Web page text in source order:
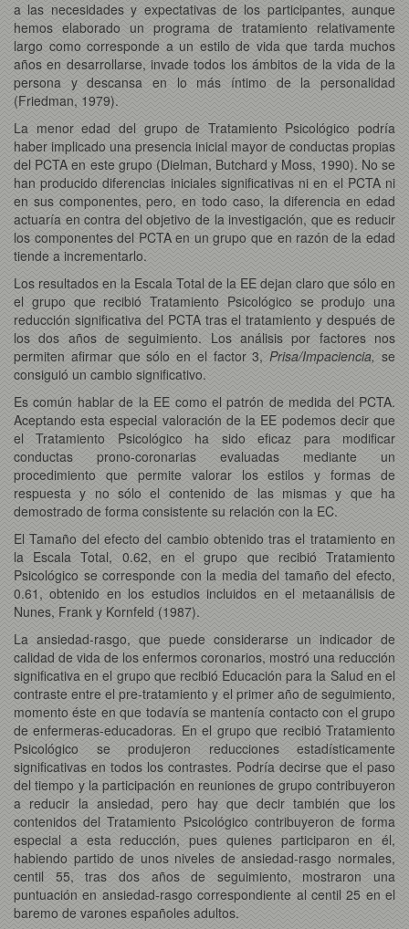
a las necesidades y expectativas de los participantes, aunque
hemos elaborado un programa de tratamiento relativamente
largo como corresponde a un estilo de vida que tarda muchos
años en desarrollarse, invade todos los ámbitos de la vida de la
persona y descansa en lo más íntimo de la personalidad
(Friedman, 1979).
La menor edad del grupo de Tratamiento Psicológico podría
haber implicado una presencia inicial mayor de conductas propias
del PCTA en este grupo (Dielman, Butchard y Moss, 1990). No se
han producido diferencias iniciales significativas ni en el PCTA ni
en sus componentes, pero, en todo caso, la diferencia en edad
actuaría en contra del objetivo de la investigación, que es reducir
los componentes del PCTA en un grupo que en razón de la edad
tiende a incrementarlo.
Los resultados en la Escala Total de la EE dejan claro que sólo en
el grupo que recibió Tratamiento Psicológico se produjo una
reducción significativa del PCTA tras el tratamiento y después de
los dos años de seguimiento. Los análisis por factores nos
permiten afirmar que sólo en el factor 3, Prisa/Impaciencia,se
consiguió un cambio significativo.
Es común hablar de la EE como el patrón de medida del PCTA.
Aceptando esta especial valoración de la EE podemos decir que
el Tratamiento Psicológico ha sido eficaz para modificar
conductas prono-coronarias evaluadas mediante un
procedimiento que permite valorar los estilos y formas de
respuesta y no sólo el contenido de las mismas y que ha
demostrado de forma consistente su relación con la EC.
El Tamaño del efecto del cambio obtenido tras el tratamiento en
la Escala Total, 0.62, en el grupo que recibió Tratamiento
Psicológico se corresponde con la media del tamaño del efecto,
0.61, obtenido en los estudios incluidos en el metaanálisis de
Nunes, Frank y Kornfeld (1987).
La ansiedad-rasgo, que puede considerarse un indicador de
calidad de vida de los enfermos coronarios, mostró una reducción
significativa en el grupo que recibió Educación para la Salud en el
contraste entre el pre-tratamiento y el primer año de seguimiento,
momento éste en que todavía se mantenía contacto con el grupo
de enfermeras-educadoras. En el grupo que recibió Tratamiento
Psicológico se produjeron reducciones estadísticamente
significativas en todos los contrastes. Podría decirse que el paso
del tiempo y la participación en reuniones de grupo contribuyeron
a reducir la ansiedad, pero hay que decir también que los
contenidos del Tratamiento Psicológico contribuyeron de forma
especial a esta reducción, pues quienes participaron en él,
habiendo partido de unos niveles de ansiedad-rasgo normales,
centil 55, tras dos años de seguimiento, mostraron una
puntuación en ansiedad-rasgo correspondiente al centil 25 en el
baremo de varones españoles adultos.